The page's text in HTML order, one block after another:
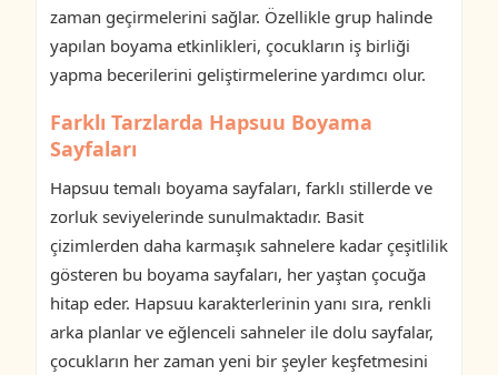
zaman geçirmelerini sağlar. Özellikle grup halinde
yapılan boyama etkinlikleri, çocukların iş birliği
yapma becerilerini geliştirmelerine yardımcı olur.
Farklı Tarzlarda Hapsuu Boyama
Sayfaları
Hapsuu temalı boyama sayfaları, farklı stillerde ve
zorluk seviyelerinde sunulmaktadır. Basit
çizimlerden daha karmaşık sahnelere kadar çeşitlilik
gösteren bu boyama sayfaları, her yaştan çocuğa
hitap eder. Hapsuu karakterlerinin yanı sıra, renkli
arka planlar ve eğlenceli sahneler ile dolu sayfalar,
çocukların her zaman yeni bir şeyler keşfetmesini